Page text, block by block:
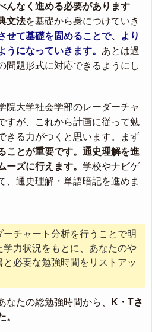
んなく進める必要があります
文法を基礎から身につけていき
せて基礎を固めることで、より
うになっていきます。 あとは過
問題形式に対応できるようにし
院大学社会学部のレーダーチャ
すが、これから計画に従って勉
きる力がつくと思います。まず
ことが重要です。通史理解を進
ーズに行えます。 学校やナビゲ
、通史理解・単語暗記を進めま
ーチャート分析を行うことで明
学力状況をもとに、あなたのや
と必要な勉強時間をリストアッ
なたの総勉強時間から、
K・Tさ
。